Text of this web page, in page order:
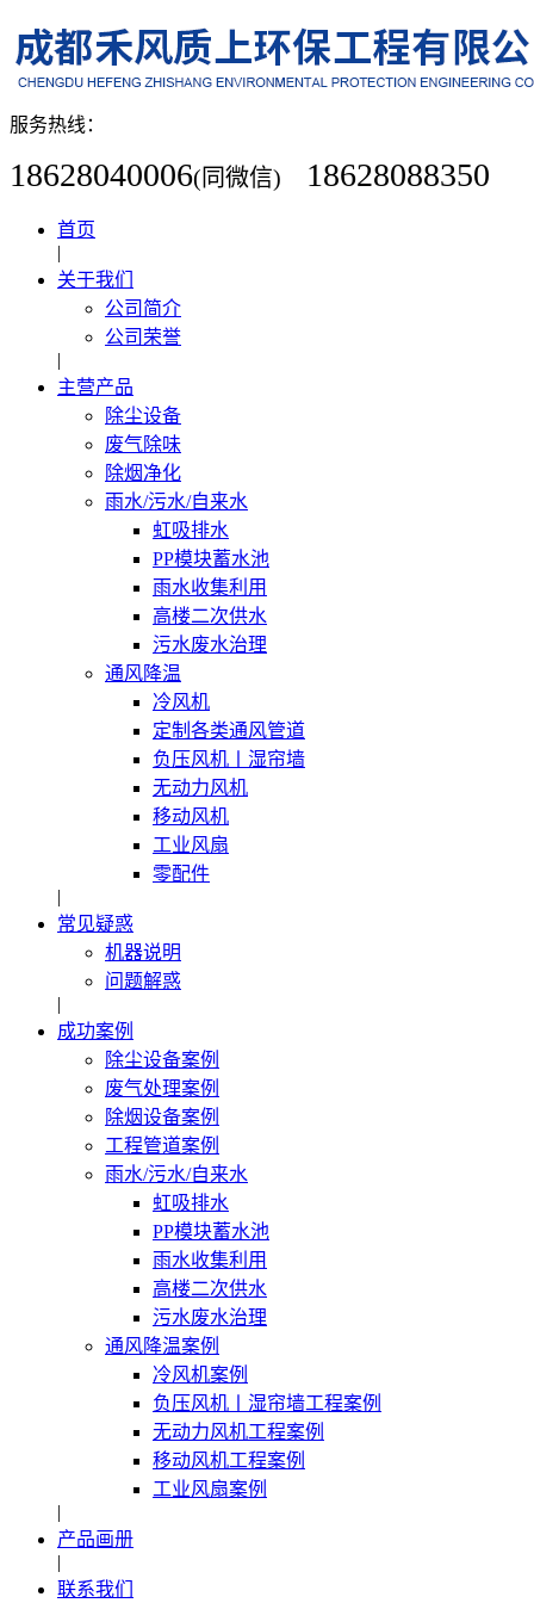
服务热线：
18628040006(同微信) 18628088350
首页
|
关于我们
公司简介
公司荣誉
|
主营产品
除尘设备
废气除味
除烟净化
雨水/污水/自来水
虹吸排水
PP模块蓄水池
雨水收集利用
高楼二次供水
污水废水治理
通风降温
冷风机
定制各类通风管道
负压风机〡湿帘墙
无动力风机
移动风机
工业风扇
零配件
|
常见疑惑
机器说明
问题解惑
|
成功案例
除尘设备案例
废气处理案例
除烟设备案例
工程管道案例
雨水/污水/自来水
虹吸排水
PP模块蓄水池
雨水收集利用
高楼二次供水
污水废水治理
通风降温案例
冷风机案例
负压风机〡湿帘墙工程案例
无动力风机工程案例
移动风机工程案例
工业风扇案例
|
产品画册
|
联系我们